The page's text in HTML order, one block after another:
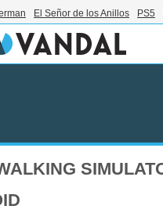
El Señor de los Anillos PS5